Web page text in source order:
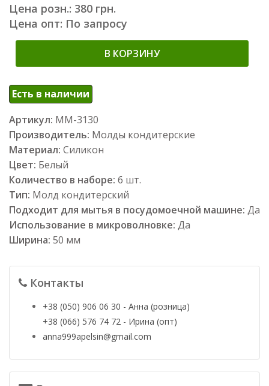
Цена розн.: 380 грн.
Цена опт: По запросу
В КОРЗИНУ
Есть в наличии
Артикул: ММ-3130
Производитель: Молды кондитерские
Материал: Силикон
Цвет: Белый
Количество в наборе: 6 шт.
Тип: Молд кондитерский
Подходит для мытья в посудомоечной машине: Да
Использование в микроволновке: Да
Ширина: 50 мм
Контакты
+38 (050) 906 06 30 - Анна (розница)
+38 (066) 576 74 72 - Ирина (опт)
anna999apelsin@gmail.com